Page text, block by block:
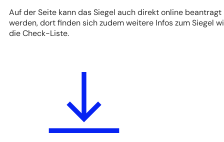
neuen
Tab)
Auf der Seite kann das Siegel auch direkt online beantragt
werden, dort finden sich zudem weitere Infos zum Siegel
die Check-Liste.